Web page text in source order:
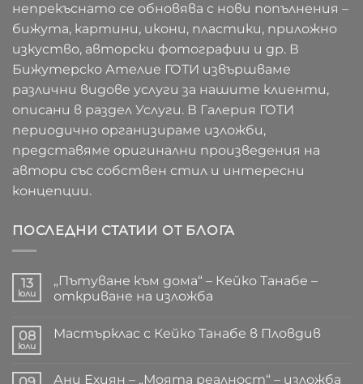
непрекъснато се обновява с нови попълнения –
бижута, картини, икони, пластики, приложно
изкуство, авторски фотографии и др. В
Бижутерско Ателие ГОТИ извършваме
различни видове услуги за нашите клиенти,
описани в раздел Услуги. В Галерия ГОТИ
периодично организираме изложби,
представяме оригинални произведения на
автори със собствен стил и интересни
концепции.
ПОСЛЕДНИ СТАТИИ ОТ БЛОГА
13
юли
„Пътуване към дома“ – Кейко Танабе –
откриване на изложба
за
„Пътуване
08
юли
Мастърклас с Кейко Танабе в Пловдив
Мастърклас
Ани Ехиян – „Моята реалност“ – изложба